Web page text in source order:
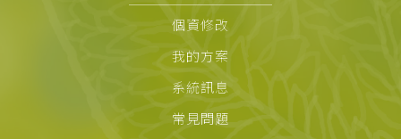
個資修改
我的方案
系統訊息
常見問題